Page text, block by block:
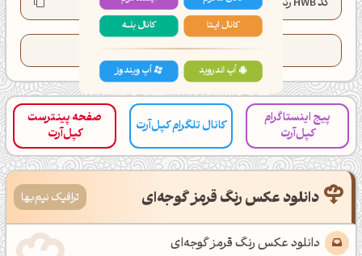
تعداد کدهای کپی شده این رنگ:
پیج اینستاگرام
کپل‌آرت
کانال تلگرام کپل‌آرت
صفحه پینترست
کپل‌آرت
دانلود عکس رنگ قرمز گوجه‌ای ترافیک نیم‌بها
دانلود عکس رنگ قرمز گوجه‌ای
کانال ایــتا
کانال بلـــه
اَپ اندروید اَپ ویندوز